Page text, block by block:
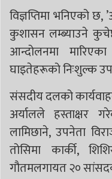
विज्ञप्तिमा भनिएको
कुशासन लम्ब्याउने
आन्दोलनमा मारिएका
घाइतेहरूको निःशुल्क
संसदीय दलको
अर्यालले हस्ताक्षर
लामिछाने, उपनेता
तोसिमा कार्की,
गौतमलगायत २०